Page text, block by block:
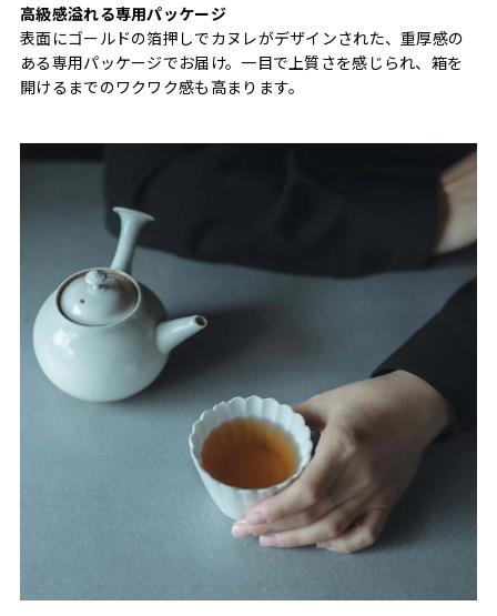
高級感溢れる専用パッケージ
表面にゴールドの箔押しでカヌレがデザインされた、重厚感の
ある専用パッケージでお届け。一目で上質さを感じられ、箱を
開けるまでのワクワク感も高まります。